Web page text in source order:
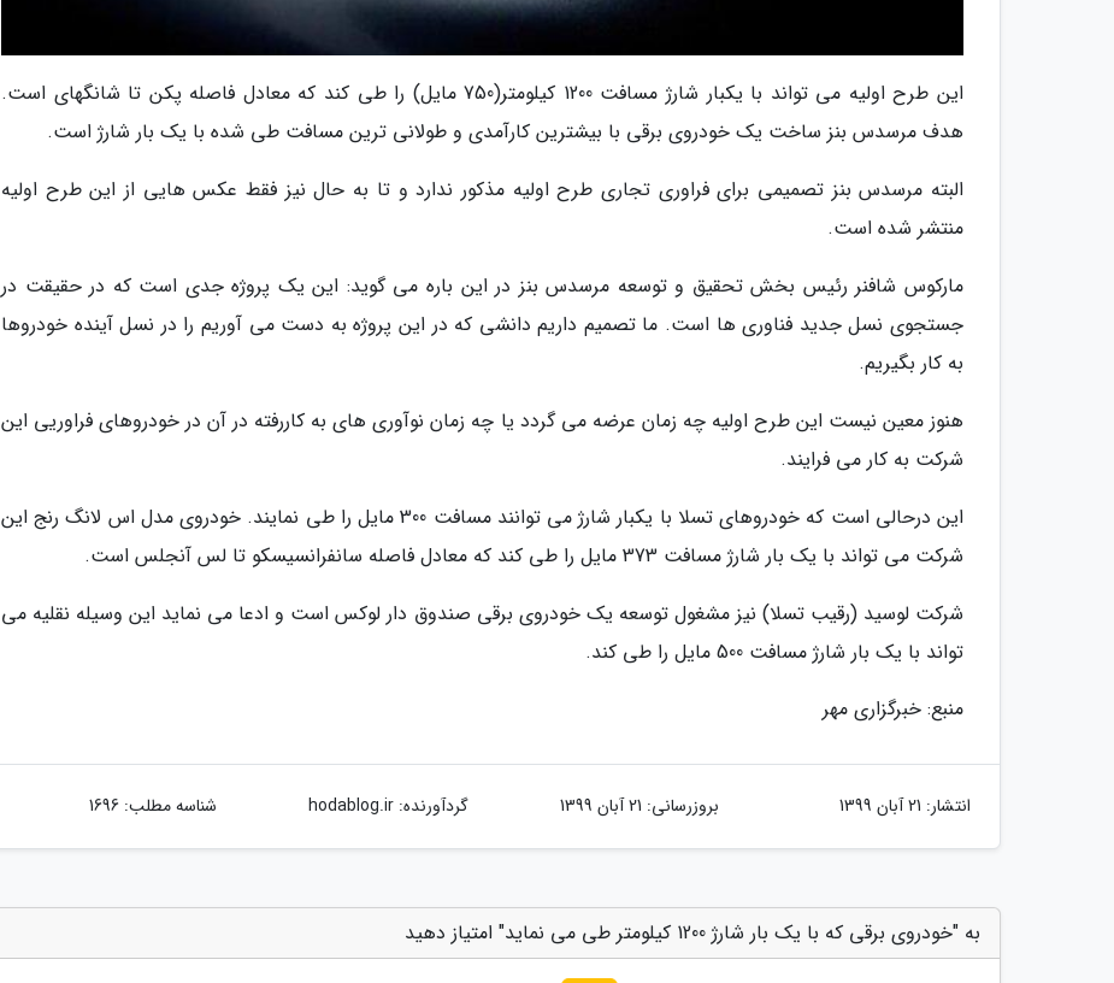
این طرح اولیه می تواند با یکبار شارژ مسافت 1200 کیلومتر(750 مایل) را طی کند که معادل فاصله پکن تا شانگهای است.
هدف مرسدس بنز ساخت یک خودروی برقی با بیشترین کارآمدی و طولانی ترین مسافت طی شده با یک بار شارژ است.
البته مرسدس بنز تصمیمی برای فراوری تجاری طرح اولیه مذکور ندارد و تا به حال نیز فقط عکس هایی از این طرح اولیه
منتشر شده است.
مارکوس شافنر رئیس بخش تحقیق و توسعه مرسدس بنز در این باره می گوید: این یک پروژه جدی است که در حقیقت در
جستجوی نسل جدید فناوری ها است. ما تصمیم داریم دانشی که در این پروژه به دست می آوریم را در نسل آینده خودروها
به کار بگیریم.
هنوز معین نیست این طرح اولیه چه زمان عرضه می گردد یا چه زمان نوآوری های به کاررفته در آن در خودروهای فراوریی این
شرکت به کار می فرایند.
این درحالی است که خودروهای تسلا با یکبار شارژ می توانند مسافت 300 مایل را طی نمایند. خودروی مدل اس لانگ رنج این
شرکت می تواند با یک بار شارژ مسافت 373 مایل را طی کند که معادل فاصله سانفرانسیسکو تا لس آنجلس است.
شرکت لوسید (رقیب تسلا) نیز مشغول توسعه یک خودروی برقی صندوق دار لوکس است و ادعا می نماید این وسیله نقلیه می
تواند با یک بار شارژ مسافت 500 مایل را طی کند.
منبع: خبرگزاری مهر
انتشار: 21 آبان 1399 بروزرسانی: 21 آبان 1399 گردآورنده:hodablog.ir شناسه مطلب: 1696
به "خودروی برقی که با یک بار شارژ 1200 کیلومتر طی می نماید" امتیاز دهید